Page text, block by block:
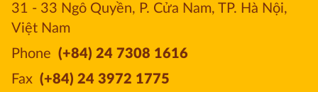
31 - 33 Ngô Quyền, P. Cửa Nam, TP. Hà Nội,
Việt Nam
Phone (+84) 24 7308 1616
Fax (+84) 24 3972 1775